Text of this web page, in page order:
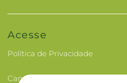
Acesse
Política de Privacidade
Canal de Ética